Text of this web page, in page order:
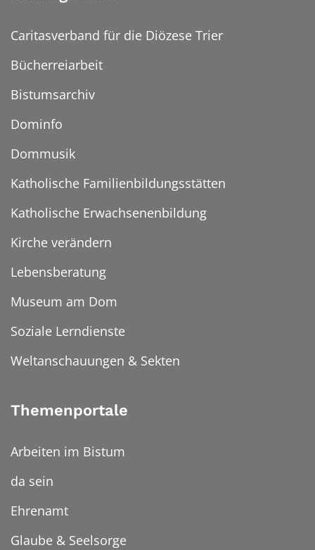
Caritasverband für die Diözese Trier
Bücherreiarbeit
Bistumsarchiv
Dominfo
Dommusik
Katholische Familienbildungsstätten
Katholische Erwachsenenbildung
Kirche verändern
Lebensberatung
Museum am Dom
Soziale Lerndienste
Weltanschauungen & Sekten
Themenportale
Arbeiten im Bistum
da sein
Ehrenamt
Glaube & Seelsorge